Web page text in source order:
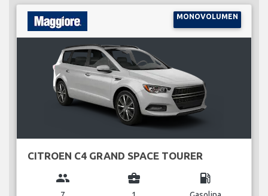
MONOVOLUMEN
CITROEN C4 GRAND SPACE TOURER
group business_center local_gas_station